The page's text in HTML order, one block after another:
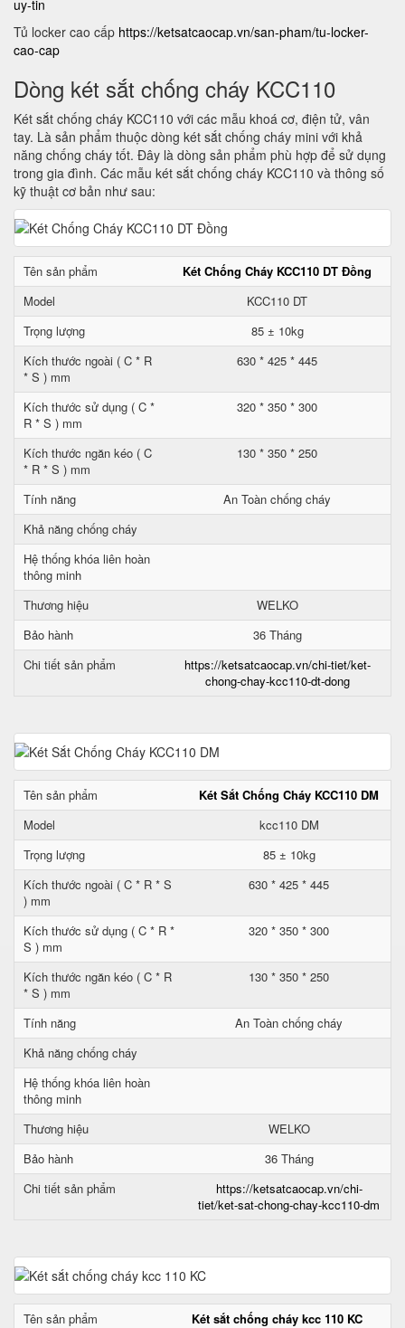
uy-tin
Tủ locker cao cấp https://ketsatcaocap.vn/san-pham/tu-locker-
cao-cap
Dòng két sắt chống cháy KCC110
Két sắt chống cháy KCC110 với các mẫu khoá cơ, điện tử, vân
tay. Là sản phẩm thuộc dòng két sắt chống cháy mini với khả
năng chống cháy tốt. Đây là dòng sản phẩm phù hợp để sử dụng
trong gia đình. Các mẫu két sắt chống cháy KCC110 và thông số
kỹ thuật cơ bản như sau:
Tên sản phẩm
Két Chống Cháy KCC110 DT Đồng
Model
KCC110 DT
Trọng lượng
85 ± 10kg
Kích thước ngoài ( C * R
* S ) mm
630 * 425 * 445
Kích thước sử dụng ( C *
R * S ) mm
320 * 350 * 300
Kích thước ngăn kéo ( C
* R * S ) mm
130 * 350 * 250
Tính năng
An Toàn chống cháy
Khả năng chống cháy
Hệ thống khóa liên hoàn
thông minh
Thương hiệu
WELKO
Bảo hành
36 Tháng
Chi tiết sản phẩm
https://ketsatcaocap.vn/chi-tiet/ket-
chong-chay-kcc110-dt-dong
Tên sản phẩm
Két Sắt Chống Cháy KCC110 DM
Model
kcc110 DM
Trọng lượng
85 ± 10kg
Kích thước ngoài ( C * R * S
) mm
630 * 425 * 445
Kích thước sử dụng ( C * R *
S ) mm
320 * 350 * 300
Kích thước ngăn kéo ( C * R
* S ) mm
130 * 350 * 250
Tính năng
An Toàn chống cháy
Khả năng chống cháy
Hệ thống khóa liên hoàn
thông minh
Thương hiệu
WELKO
Bảo hành
36 Tháng
Chi tiết sản phẩm
https://ketsatcaocap.vn/chi-
tiet/ket-sat-chong-chay-kcc110-dm
Tên sản phẩm
Két sắt chống cháy kcc 110 KC